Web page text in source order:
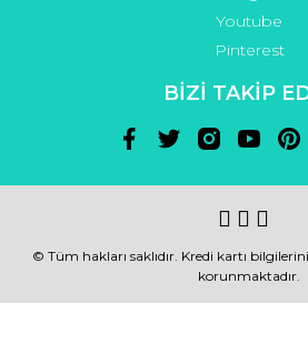
Youtube
Pinterest
BİZİ TAKİP
© Tüm hakları saklıdır. Kredi kartı
korunmaktadır.